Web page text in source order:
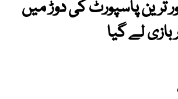
ترین پاسپورٹ کی دوڑ میں
لے گیا